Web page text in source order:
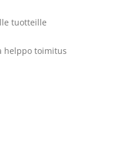
tuotteille
helppo toimitus